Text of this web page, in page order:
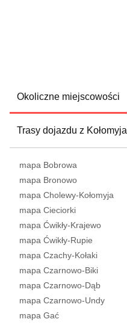
Okoliczne miejscowości
Trasy dojazdu z Kołomyja
mapa Bobrowa
mapa Bronowo
mapa Cholewy-Kołomyja
mapa Cieciorki
mapa Ćwikły-Krajewo
mapa Ćwikły-Rupie
mapa Czachy-Kołaki
mapa Czarnowo-Biki
mapa Czarnowo-Dąb
mapa Czarnowo-Undy
mapa Gać